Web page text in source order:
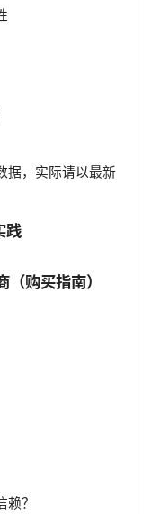
据，实际请以最新
践
购买指南）
？